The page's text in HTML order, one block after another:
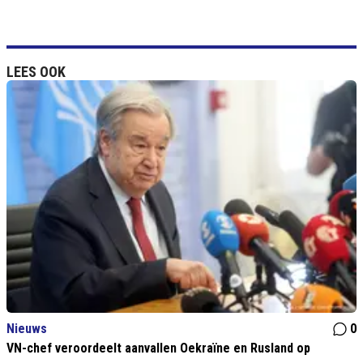
LEES OOK
Nieuws
0
VN-chef veroordeelt aanvallen Oekraïne en Rusland op